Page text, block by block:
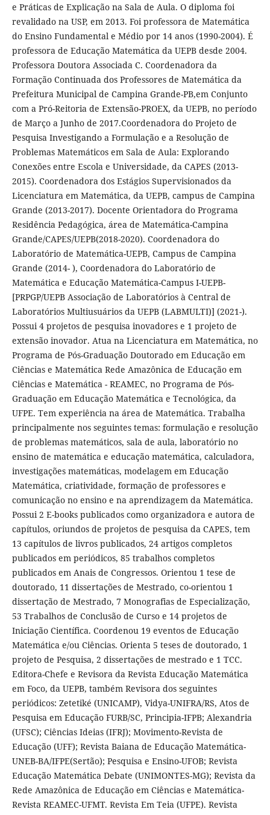
e Práticas de Explicação na Sala de Aula. O diploma foi
revalidado na USP, em 2013. Foi professora de Matemática
do Ensino Fundamental e Médio por 14 anos (1990-2004). É
professora de Educação Matemática da UEPB desde 2004.
Professora Doutora Associada C. Coordenadora da
Formação Continuada dos Professores de Matemática da
Prefeitura Municipal de Campina Grande-PB,em Conjunto
com a Pró-Reitoria de Extensão-PROEX, da UEPB, no período
de Março a Junho de 2017.Coordenadora do Projeto de
Pesquisa Investigando a Formulação e a Resolução de
Problemas Matemáticos em Sala de Aula: Explorando
Conexões entre Escola e Universidade, da CAPES (2013-
2015). Coordenadora dos Estágios Supervisionados da
Licenciatura em Matemática, da UEPB, campus de Campina
Grande (2013-2017). Docente Orientadora do Programa
Residência Pedagógica, área de Matemática-Campina
Grande/CAPES/UEPB(2018-2020). Coordenadora do
Laboratório de Matemática-UEPB, Campus de Campina
Grande (2014- ), Coordenadora do Laboratório de
Matemática e Educação Matemática-Campus I-UEPB-
[PRPGP/UEPB Associação de Laboratórios à Central de
Laboratórios Multiusuários da UEPB (LABMULTI)] (2021-).
Possui 4 projetos de pesquisa inovadores e 1 projeto de
extensão inovador. Atua na Licenciatura em Matemática, no
Programa de Pós-Graduação Doutorado em Educação em
Ciências e Matemática Rede Amazônica de Educação em
Ciências e Matemática - REAMEC, no Programa de Pós-
Graduação em Educação Matemática e Tecnológica, da
UFPE. Tem experiência na área de Matemática. Trabalha
principalmente nos seguintes temas: formulação e resolução
de problemas matemáticos, sala de aula, laboratório no
ensino de matemática e educação matemática, calculadora,
investigações matemáticas, modelagem em Educação
Matemática, criatividade, formação de professores e
comunicação no ensino e na aprendizagem da Matemática.
Possui 2 E-books publicados como organizadora e autora de
capítulos, oriundos de projetos de pesquisa da CAPES, tem
13 capítulos de livros publicados, 24 artigos completos
publicados em periódicos, 85 trabalhos completos
publicados em Anais de Congressos. Orientou 1 tese de
doutorado, 11 dissertações de Mestrado, co-orientou 1
dissertação de Mestrado, 7 Monografias de Especialização,
53 Trabalhos de Conclusão de Curso e 14 projetos de
Iniciação Científica. Coordenou 19 eventos de Educação
Matemática e/ou Ciências. Orienta 5 teses de doutorado, 1
projeto de Pesquisa, 2 dissertações de mestrado e 1 TCC.
Editora-Chefe e Revisora da Revista Educação Matemática
em Foco, da UEPB, também Revisora dos seguintes
periódicos: Zetetiké (UNICAMP), Vidya-UNIFRA/RS, Atos de
Pesquisa em Educação FURB/SC, Principia-IFPB; Alexandria
(UFSC); Ciências Ideias (IFRJ); Movimento-Revista de
Educação (UFF); Revista Baiana de Educação Matemática-
UNEB-BA/IFPE(Sertão); Pesquisa e Ensino-UFOB; Revista
Educação Matemática Debate (UNIMONTES-MG); Revista da
Rede Amazônica de Educação em Ciências e Matemática-
Revista REAMEC-UFMT. Revista Em Teia (UFPE). Revista